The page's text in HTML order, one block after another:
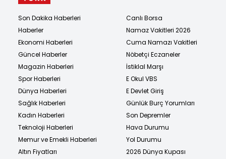
Son Dakika Haberleri
Haberler
Ekonomi Haberleri
Güncel Haberler
Magazin Haberleri
Spor Haberleri
Dünya Haberleri
Sağlık Haberleri
Kadın Haberleri
Teknoloji Haberleri
Memur ve Emekli Haberleri
Altın Fiyatları
Canlı Borsa
Namaz Vakitleri 2026
Cuma Namazı Vakitleri
Nöbetçi Eczaneler
İstiklal Marşı
E Okul VBS
E Devlet Giriş
Günlük Burç Yorumları
Son Depremler
Hava Durumu
Yol Durumu
2026 Dünya Kupası